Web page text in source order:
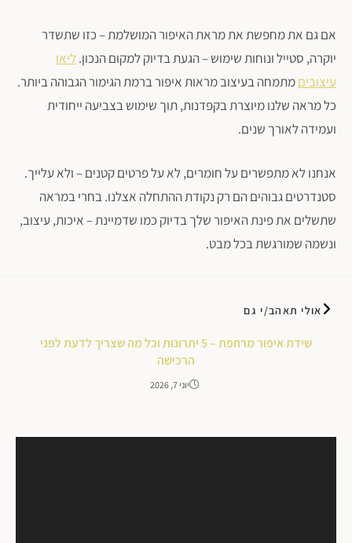
אם גם את מחפשת את מראת האיפור המושלמת – כזו שתשדר
יוקרה, סטייל ונוחות שימוש – הגעת בדיוק למקום הנכון.ליאו
עיצוביםמתמחה בעיצוב מראות איפור ברמת הגימור הגבוהה ביותר.
כל מראה שלנו מיוצרת בקפדנות, תוך שימוש בצביעה ייחודית
ועמידה לאורך שנים.
אנחנו לא מתפשרים על חומרים, לא על פרטים קטנים – ולא עלייך.
סטנדרטים גבוהים הם רק נקודת ההתחלה אצלנו. בחרי במראה
שתשלים את פינת האיפור שלך בדיוק כמו שדמיינת – איכות, עיצוב,
ונשמה שמורגשת בכל מבט.
אולי תאהב/י גם
שידת איפור מרחפת – 5 יתרונות וכל מה שצריך לדעת לפני
הרכישה
יוני 7, 2026